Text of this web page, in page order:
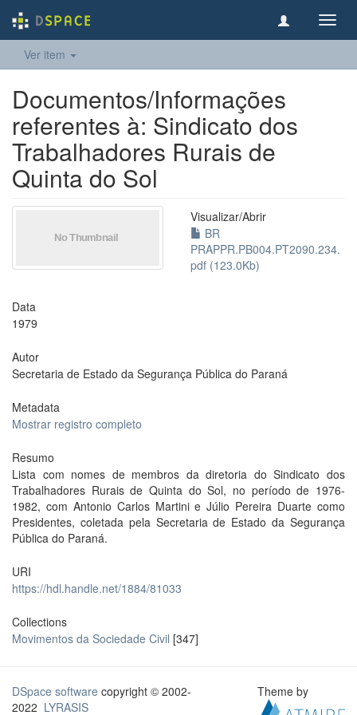
Ver item
Documentos/Informações
referentes à: Sindicato dos
Trabalhadores Rurais de
Quinta do Sol
Visualizar/Abrir
BR
PRAPPR.PB004.PT2090.234.
pdf (123.0Kb)
Data
1979
Autor
Secretaria de Estado da Segurança Pública do Paraná
Metadata
Mostrar registro completo
Resumo
Lista com nomes de membros da diretoria do Sindicato dos
Trabalhadores Rurais de Quinta do Sol, no período de 1976-
1982, com Antonio Carlos Martini e Júlio Pereira Duarte como
Presidentes, coletada pela Secretaria de Estado da Segurança
Pública do Paraná.
URI
https://hdl.handle.net/1884/81033
Collections
Movimentos da Sociedade Civil [347]
DSpace software copyright © 2002-
2022 LYRASIS
Theme by